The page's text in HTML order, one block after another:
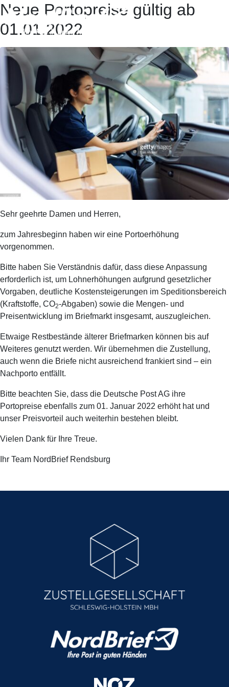
Neue Portopreise gültig ab
01.01.2022
Sehr geehrte Damen und Herren,
zum Jahresbeginn haben wir eine Portoerhöhung
vorgenommen.
Bitte haben Sie Verständnis dafür, dass diese Anpassung
erforderlich ist, um Lohnerhöhungen aufgrund gesetzlicher
Vorgaben, deutliche Kostensteigerungen im Speditionsbereich
(Kraftstoffe, CO2-Abgaben) sowie die Mengen- und
Preisentwicklung im Briefmarkt insgesamt, auszugleichen.
Etwaige Restbestände älterer Briefmarken können bis auf
Weiteres genutzt werden. Wir übernehmen die Zustellung,
auch wenn die Briefe nicht ausreichend frankiert sind – ein
Nachporto entfällt.
Bitte beachten Sie, dass die Deutsche Post AG ihre
Portopreise ebenfalls zum 01. Januar 2022 erhöht hat und
unser Preisvorteil auch weiterhin bestehen bleibt.
Vielen Dank für Ihre Treue.
Ihr Team NordBrief Rendsburg